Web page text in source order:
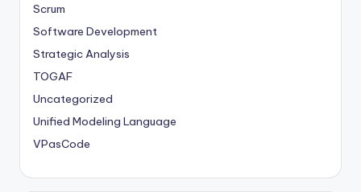
Scrum
Software Development
Strategic Analysis
TOGAF
Uncategorized
Unified Modeling Language
VPasCode